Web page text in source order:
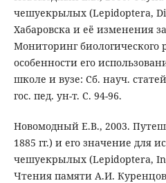
чешуекрылых (Lepidoptera,
Хабаровска и её изменения
Мониторинг биологического
особенности его
школе и вузе: Сб. науч.
гос. пед. ун-т. С. 94-96.
Новомодный Е.В., 2003.
1885 гг.) и его значение для
чешуекрылых (Lepidoptera,
Чтения памяти А.И.